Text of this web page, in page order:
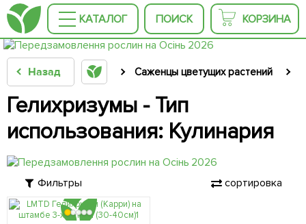
КАТАЛОГ ПОИСК КОРЗИНА
Назад Саженцы цветущих растений
Гелихризумы - Тип
использования: Кулинария
Фильтры сортировка